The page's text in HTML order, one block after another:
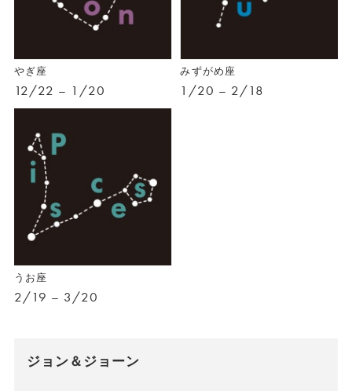
やぎ座
12/22 – 1/20
みずがめ座
1/20 – 2/18
うお座
2/19 – 3/20
ジョン＆ジョーン